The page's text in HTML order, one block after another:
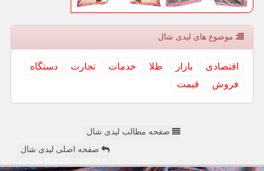
موضوع های لیدی شال
اقتصادی بازار طلا خدمات تجارت
دستگاه
فروش
قیمت
صفحه مطالب لیدی شال
صفحه اصلی لیدی شال